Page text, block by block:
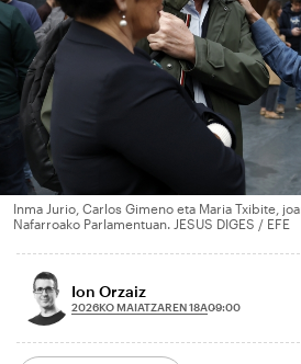
Inma Jurio, Carlos Gimeno eta Maria Txibite,
Nafarroako Parlamentuan. JESUS DIGES / EFE
Ion Orzaiz
2026KO MAIATZAREN 18A09:00